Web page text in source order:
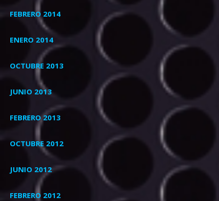
FEBRERO 2014
ENERO 2014
OCTUBRE 2013
JUNIO 2013
FEBRERO 2013
OCTUBRE 2012
JUNIO 2012
FEBRERO 2012